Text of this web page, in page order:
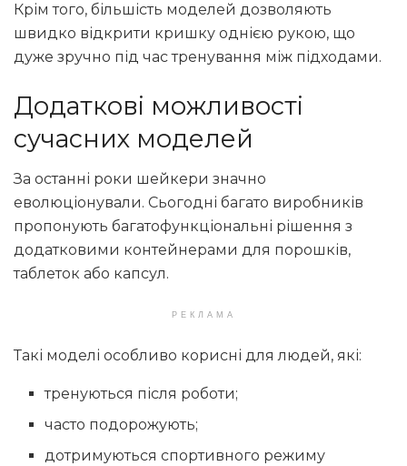
Крім того, більшість моделей дозволяють
швидко відкрити кришку однією рукою, що
дуже зручно під час тренування між підходами.
Додаткові можливості
сучасних моделей
За останні роки шейкери значно
еволюціонували. Сьогодні багато виробників
пропонують багатофункціональні рішення з
додатковими контейнерами для порошків,
таблеток або капсул.
РЕКЛАМА
Такі моделі особливо корисні для людей, які:
тренуються після роботи;
часто подорожують;
дотримуються спортивного режиму